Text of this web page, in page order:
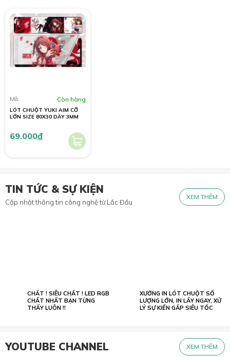
Mã: Còn hàng
LÓT CHUỘT YUKI AIM CỠ
LỚN SIZE 80X30 DÀY 3MM
69.000đ
TIN TỨC & SỰ KIỆN
Cập nhật thông tin công nghệ từ Lắc Đầu
XEM THÊM
CHẤT ! SIÊU CHẤT ! LED RGB
CHẤT NHẤT BẠN TỪNG
THẤY LUÔN !!
XƯỞNG IN LÓT CHUỘT SỐ
LƯỢNG LỚN, IN LẤY NGAY, XỬ
LÝ SỰ KIẾN GẤP SIÊU TỐC
YOUTUBE CHANNEL XEM THÊM